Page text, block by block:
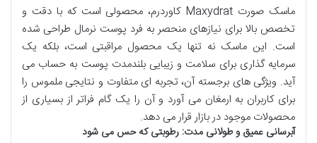
ماسک صورت Maxydrat کاوردرم، محصولی است که با دقت و
تخصص بالا برای نیازهای منحصر به فرد پوست نرمال طراحی شده
است. این ماسک نه تنها یک محصول مراقبتی است، بلکه یک
سرمایه گذاری برای سلامت و زیبایی بلندمدت پوست به حساب می
آید. ویژگی های برجسته آن، تجربه ای متفاوت و نتایجی ملموس را
برای کاربران به ارمغان می آورد و آن را یک گام فراتر از بسیاری از
محصولات موجود در بازار قرار می دهد.
آبرسانی عمیق و طولانی مدت: رطوبتی که حس می شود